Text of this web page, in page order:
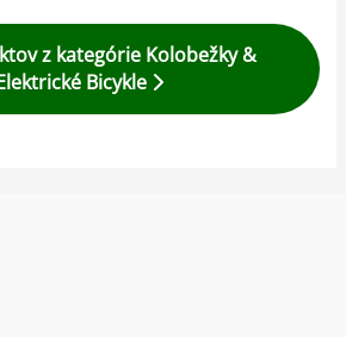
z kategórie Kolobežky &
Bicykle